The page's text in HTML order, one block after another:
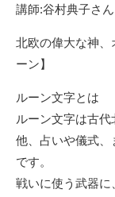
講師:谷村典子さん
北欧の偉大な神
ーン】
ルーン文字とは
ルーン文字は古
他、占いや儀式
です。
戦いに使う武器に